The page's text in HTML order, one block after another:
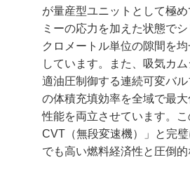
が量産型ユニットとして極
ミーの応力を加えた状態で
クロメートル単位の隙間を
しています。また、吸気カ
適油圧制御する連続可変バ
の体積充填効率を全域で最
性能を両立させています。
CVT（無段変速機）」と完
でも高い燃料経済性と圧倒